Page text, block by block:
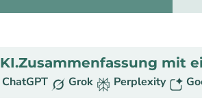
KI.Zusammenfassung mit
ChatGPT Grok Perplexity